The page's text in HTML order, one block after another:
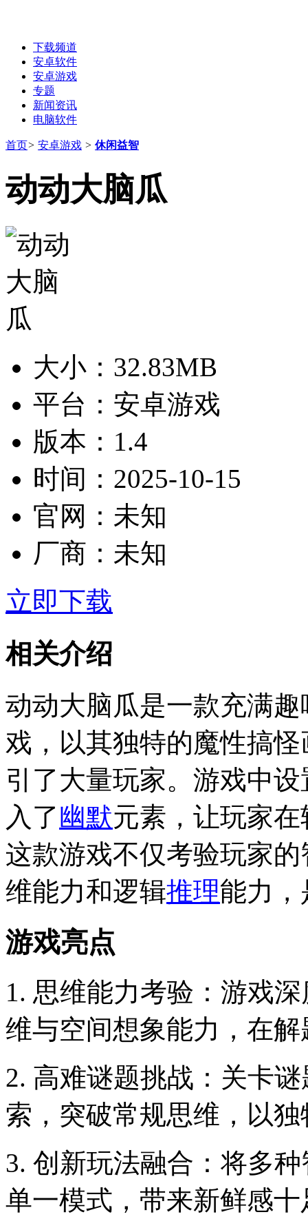
下载频道
安卓软件
安卓游戏
专题
新闻资讯
电脑软件
首页> 安卓游戏 > 休闲益智
动动大脑瓜
大小： 32.83MB
平台： 安卓游戏
版本： 1.4
时间： 2025-10-15
官网： 未知
厂商： 未知
立即下载
相关介绍
动动大脑瓜是一款充满
戏，以其独特的魔性搞
引了大量玩家。游戏中
入了幽默元素，让玩家
这款游戏不仅考验玩家
维能力和逻辑推理能力
游戏亮点
1. 思维能力考验：游戏
维与空间想象能力，在
2. 高难谜题挑战：关卡
索，突破常规思维，以
3. 创新玩法融合：将多
单一模式，带来新鲜感